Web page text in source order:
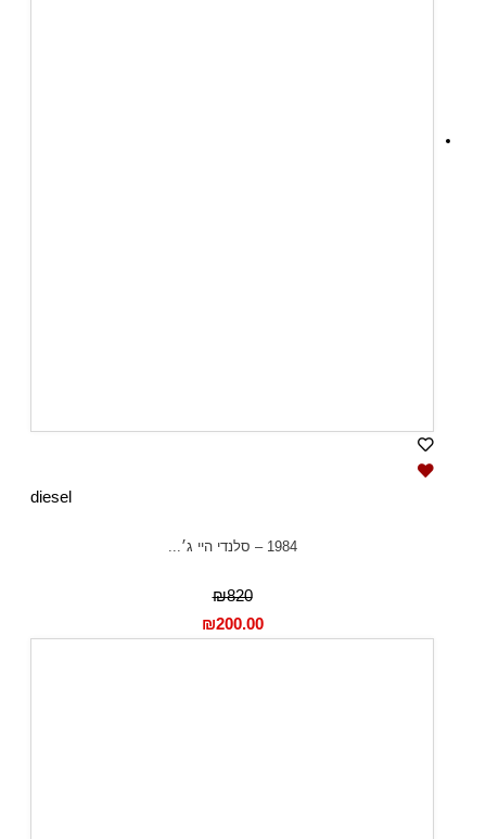
diesel
1984 – סלנדי היי ג׳...
₪820
₪200.00